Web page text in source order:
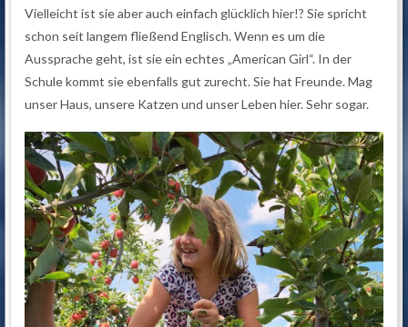
Vielleicht ist sie aber auch einfach glücklich hier!? Sie spricht
schon seit langem fließend Englisch. Wenn es um die
Aussprache geht, ist sie ein echtes „American Girl“. In der
Schule kommt sie ebenfalls gut zurecht. Sie hat Freunde. Mag
unser Haus, unsere Katzen und unser Leben hier. Sehr sogar.